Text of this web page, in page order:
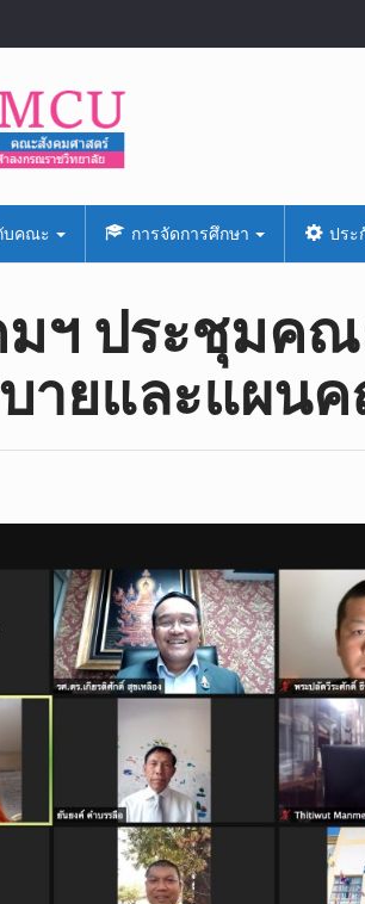
บคณะ การจัดการศึกษา ปร
ฯ ประชุม​คณ
าย​และแผน